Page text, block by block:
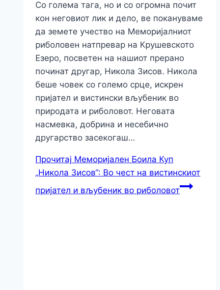
Со голема тага, но и со огромна почит
кон неговиот лик и дело, ве покануваме
да земете учество на Меморијалниот
риболовен натпревар на Крушевското
Езеро, посветен на нашиот прерано
починат другар, Никола Зисов. Никола
беше човек со големо срце, искрен
пријател и вистински вљубеник во
природата и риболовот. Неговата
насмевка, добрина и несебично
другарство засекогаш…
Прочитај Меморијален Боила Куп
„Никола Зисов“: Во чест на вистинскиот
пријател и вљубеник во риболовот